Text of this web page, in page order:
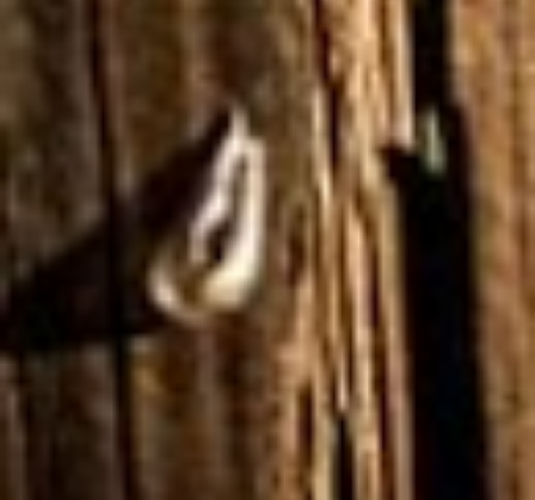
NATUREZA · PAZ · VINHO · HISTÓRIA